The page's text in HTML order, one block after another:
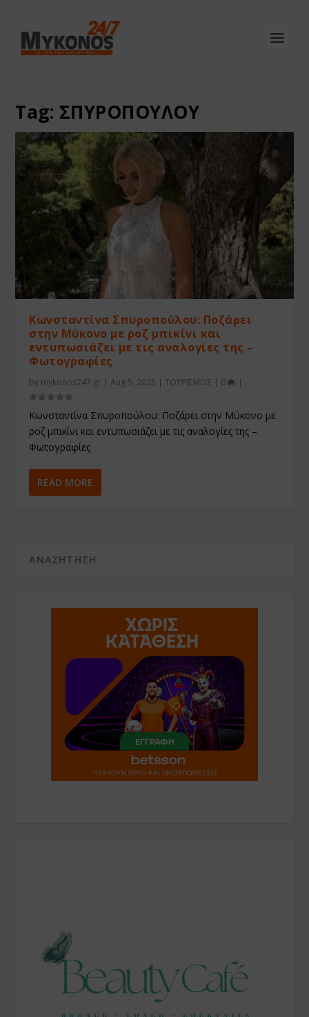
Tag: ΣΠΥΡΟΠΟΥΛΟΥ
Κωνσταντίνα Σπυροπούλου: Ποζάρει
στην Μύκονο με ροζ μπικίνι και
εντυπωσιάζει με τις αναλογίες της –
Φωτογραφίες
by mykonos247.gr |Aug 5, 2025 |ΤΟΥΡΙΣΜΟΣ | 0 |
Κωνσταντίνα Σπυροπούλου: Ποζάρει στην Μύκονο με
ροζ μπικίνι και εντυπωσιάζει με τις αναλογίες της –
Φωτογραφίες
READ MORE